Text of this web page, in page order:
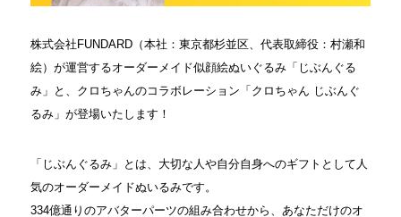
株式会社FUNDARD（本社：東京都杉並区、代表取締役：村瀬和
絵）が運営するオーダーメイド似顔絵ぬいぐるみ「じぶんぐる
み」と、クロちゃんのコラボレーション「クロちゃん じぶんぐ
るみ」が登場いたします！
「じぶんぐるみ」とは、大切な人や自分自身へのギフトとして人
気のオーダーメイドぬいるみです。
334億通りのアバターパーツの組み合わせから、あなただけのオ